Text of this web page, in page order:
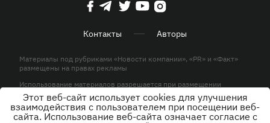
Контакты Авторы
Материалы под рубриками «Новости компании», «PR» и «Факт»
размещены на правах рекламы
Использование материалов разрешается при размещении
активной гиперссылки на KP.UA в первом абзаце.
© ООО «ЮЛАВ МЕДИА»,2026. Все права защищены.
Этот веб-сайт использует cookies для улучшения
взаимодействия с пользователем при посещении веб-
сайта. Использование веб-сайта означает согласие с